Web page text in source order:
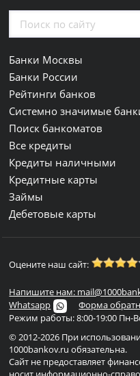
Банки Москвы
Банки России
Рейтинги банков
Системно значимые
Поиск банкоматов
Все кредиты
Кредиты наличными
Кредитные карты
Займы
Дебетовые карты
Оцените наш сайт:
Напишите нам:
Whatsapp
Форма
Режим работы: 8:00-19:00 Пн-
© 2012-2026 При
1000bankov.ru обязательна.
Сайт не предоставляет